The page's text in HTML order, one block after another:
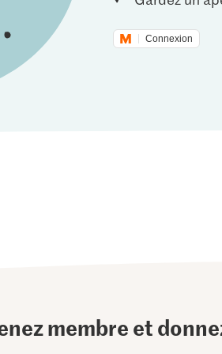
Connexion
membre et